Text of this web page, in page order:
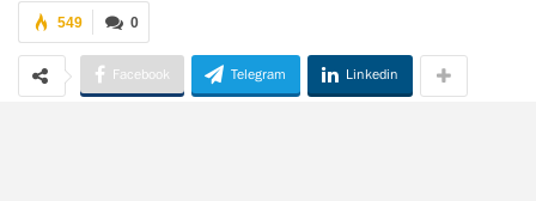
0
549
Facebook Telegram Linkedin